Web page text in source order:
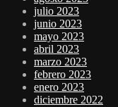
julio 2023
junio 2023
mayo 2023
abril 2023
marzo 2023
febrero 2023
enero 2023
diciembre 2022